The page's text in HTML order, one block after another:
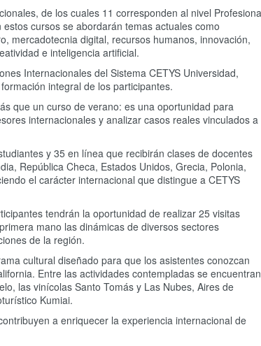
de los cuales 11 corresponden al nivel
cursos se abordarán temas actuales como
mercadotecnia digital, recursos humanos, innovación,
e inteligencia artificial.
Internacionales del Sistema CETYS Universidad,
integral de los participantes.
que un curso de verano: es una oportunidad para
internacionales y analizar casos reales vinculados a
y 35 en línea que recibirán clases de docentes
República Checa, Estados Unidos, Grecia, Polonia,
el carácter internacional que distingue a CETYS
tendrán la oportunidad de realizar 25 visitas
mano las dinámicas de diversos sectores
de la región.
cultural diseñado para que los asistentes conozcan
Entre las actividades contempladas se encuentran
las vinícolas Santo Tomás y Las Nubes, Aires de
Kumiai.
a enriquecer la experiencia internacional de